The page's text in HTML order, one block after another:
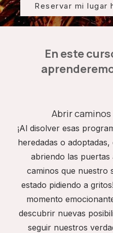
Reservar mi lugar
En este
Abrir caminos
¡Al disolver esas
heredadas o adoptadas,
abriendo las puertas
caminos que nuestro
estado pidiendo a
momento
descubrir nuevas
seguir nuestros